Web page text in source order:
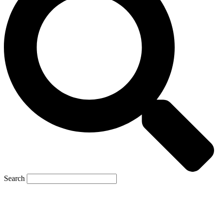
Search